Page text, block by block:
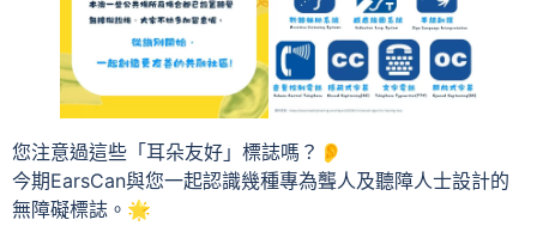
您注意過這些「耳朵友好」標誌嗎？👂
今期EarsCan與您一起認識幾種專為聾人及聽障人士設計的
無障礙標誌。🌟